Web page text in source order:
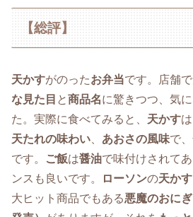
【総評】
天かすがのったお弁当です。店舗
な見た目 と商品名に驚きつつ、気
た。実際に食べてみると、 天かすは
天たれの味わい
あおさの風味で
です。
ご飯は醤油で味付けされてあ
ンスも良いです。
ローソンの天かす
大ヒット商品でもある悪魔のおに